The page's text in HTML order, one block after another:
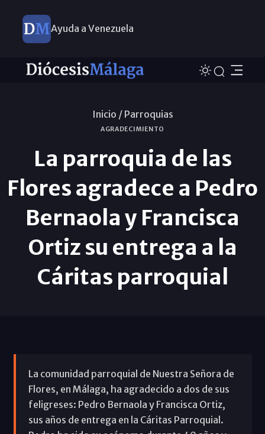
Ayuda a Venezuela
Inicio / Parroquias
AGRADECIMIENTO
La parroquia de las
Flores agradece a Pedro
Bernaola y Francisca
Ortiz su entrega a la
Cáritas parroquial
La comunidad parroquial de Nuestra Señora de
Flores, en Málaga, ha agradecido a dos de sus
feligreses: Pedro Bernaola y Francisca Ortiz,
sus años de entrega en la Cáritas Parroquial.